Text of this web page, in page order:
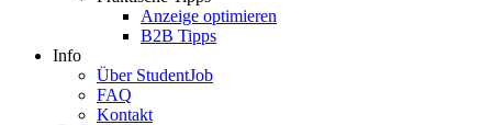
Anzeige optimieren
B2B Tipps
Info
Über StudentJob
FAQ
Kontakt